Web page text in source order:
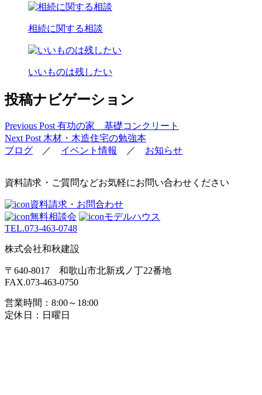
相続に関する相談
いいものは残したい
投稿ナビゲーション
Previous Post有功の家 基礎コンクリート
Next Post木材・木造住宅の勉強本
ブログ ／ イベント情報 ／ お知らせ
資料請求・ご質問などお気軽にお問い合わせください
資料請求・お問合わせ
無料相談会
モデルハウス
TEL.073-463-0748
株式会社和秋建設
〒640-8017 和歌山市北新戎ノ丁22番地
FAX.073-463-0750
営業時間：8:00～18:00
定休日：日曜日